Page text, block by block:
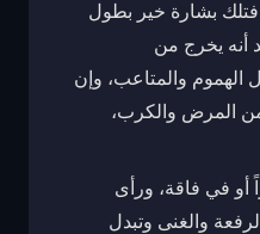
بشارة خير بطول
أنه يخرج من
الهموم والمتاعب، وإن
المرض والكرب،
أو في فاقة، ورأى
والغنى وتبدل